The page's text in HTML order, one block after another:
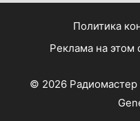
Политика
Реклама на этом
© 2026 Радиомастер